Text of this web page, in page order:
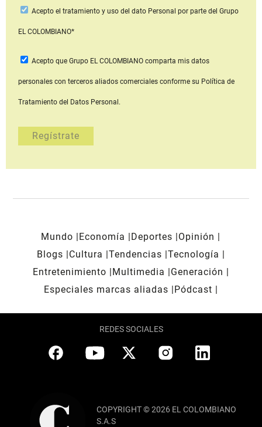
Acepto el tratamiento y uso del dato Personal por parte del Grupo
EL COLOMBIANO*
Acepto que Grupo EL COLOMBIANOcomparta mis datos
personales con terceros aliados comerciales conforme su Política de
Tratamiento del Datos Personal.
Mundo Economía Deportes
Opinión
Blogs
Cultura Tendencias Tecnología
Entretenimiento
Multimedia
Generación
Especiales marcas aliadas
Pódcast
REDES SOCIALES
COPYRIGHT © 2026 EL COLOMBIANO
S.A.S